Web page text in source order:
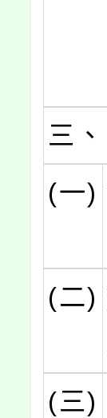
三、
(一)
(二)
(三)